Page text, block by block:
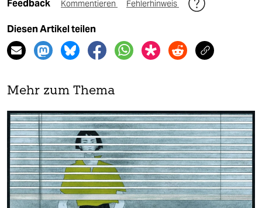
Feedback Kommentieren Fehlerhinweis
Diesen Artikel teilen
Mehr zum Thema